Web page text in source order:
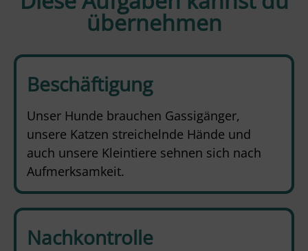
übernehmen
Beschäftigung
Unser Hunde brauchen Gassigänger,
unsere Katzen streichelnde Hände und
auch unsere Kleintiere sehnen sich nach
Aufmerksamkeit.
Nachkontrolle